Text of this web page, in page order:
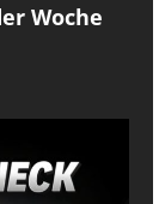
Woche